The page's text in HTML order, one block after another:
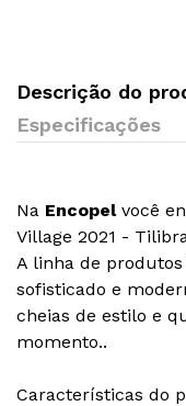
Descrição do
Especificações
Na Encopelvocê
Village 2021 -
A linha de
sofisticado e
cheias de estilo e
momento..
Características do